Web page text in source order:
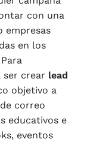
con una
empresas
en los
ser crear lead
objetivo a
correo
educativos e
eventos